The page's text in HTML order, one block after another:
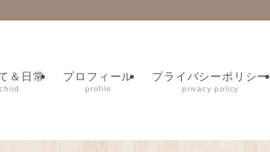
＆日常
chiid
プロフィール
profile
プライバシーポリシー
privacy policy